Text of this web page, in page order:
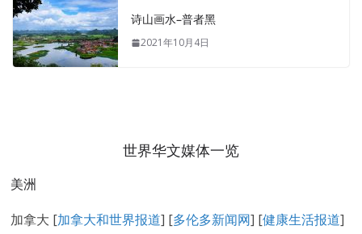
诗山画水–普者黑
2021年10月4日
世界华文媒体一览
美洲
加拿大 [加拿大和世界报道] [多伦多新闻网] [健康生活报道]